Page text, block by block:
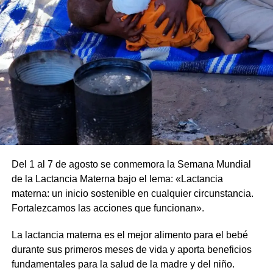
comunidad. Algunas actividades requieren inscripción por
cupo, información que será dada en la semana de los
encuentros.
Lugares (revisar según corresponda a cada actividad):
•Auditorio Illia
•Museo de la Ciudad
•Auditorio Scelzi
•Salida desde la Logia Masonica
Por más información mantené al tanto las redes de las
Jornadas de Filosofía del Río Uruguay
Linkhttps://www.instagram.com/filosofiadelriouruguay/
Comparte esto:
X Facebook WhatsApp Imprimir
Comparte esto:
X Facebook WhatsApp
Del 1 al 7 de agosto se conmemora la Semana Mundial
de la Lactancia Materna bajo el lema: «Lactancia
materna: un inicio sostenible en cualquier circunstancia.
Fortalezcamos las acciones que funcionan».
La lactancia materna es el mejor alimento para el bebé
durante sus primeros meses de vida y aporta beneficios
fundamentales para la salud de la madre y del niño.